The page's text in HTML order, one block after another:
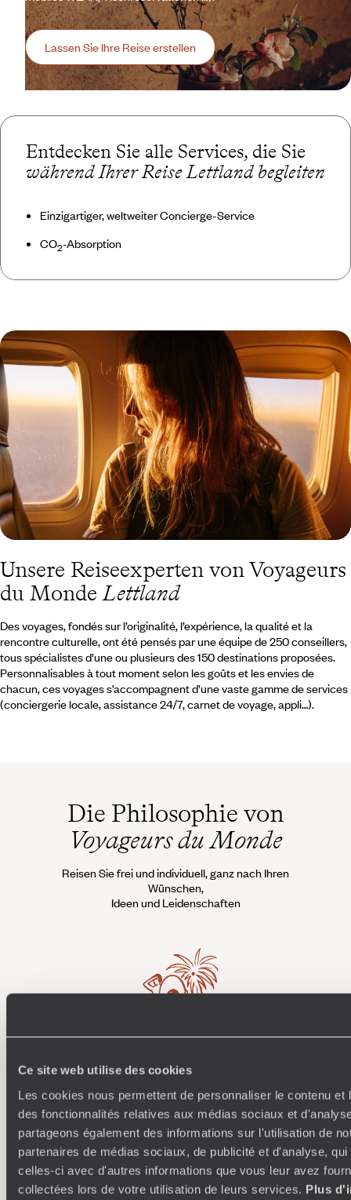
Ce site web utilise des cookies
Les cookies nous permettent de personnaliser le contenu et
des fonctionnalités relatives aux médias sociaux et
partageons également des informations sur l'utilisation de
partenaires de médias sociaux, de publicité et d'analyse,
celles-ci avec d'autres informations que vous leur avez
collectées lors de votre utilisation de leurs services. Plus
Lassen Sie Ihre Reise erstellen
Entdecken Sie alle Services, die Sie
während Ihrer Reise Lettland begleiten
Einzigartiger, weltweiter Concierge-Service
CO2-Absorption
Unsere Reiseexperten von Voyageurs
du MondeLettland
Des voyages, fondés sur l’originalité, l’expérience, la qualité et la
rencontre culturelle, ont été pensés par une équipe de 250 conseillers,
tous spécialistes d’une ou plusieurs des 150 destinations proposées.
Personnalisables à tout moment selon les goûts et les envies de
chacun, ces voyages s’accompagnent d’une vaste gamme de services
(conciergerie locale, assistance 24/7, carnet de voyage, appli…).
Die Philosophie von
Voyageurs du Monde
Reisen Sie frei und individuell, ganz nach Ihren
Wünschen,
Ideen und Leidenschaften
Wohin ich will
250 Reiseexperten, spezialisiert auf bestimmte Länder
und Regionen: Sie sind Ästheten mit unendlich vielen
Ideen, die Sie inspirieren und eine ultra-personalisierte
Reise für Sie entwerfen: Etappen, Unterkünfte,
Workshops, Begegnungen…
an,